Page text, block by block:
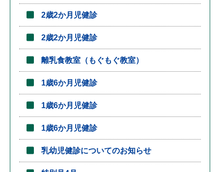
2歳2か月児健診
2歳2か月児健診
離乳食教室（もぐもぐ教室）
1歳6か月児健診
1歳6か月児健診
1歳6か月児健診
乳幼児健診についてのお知らせ